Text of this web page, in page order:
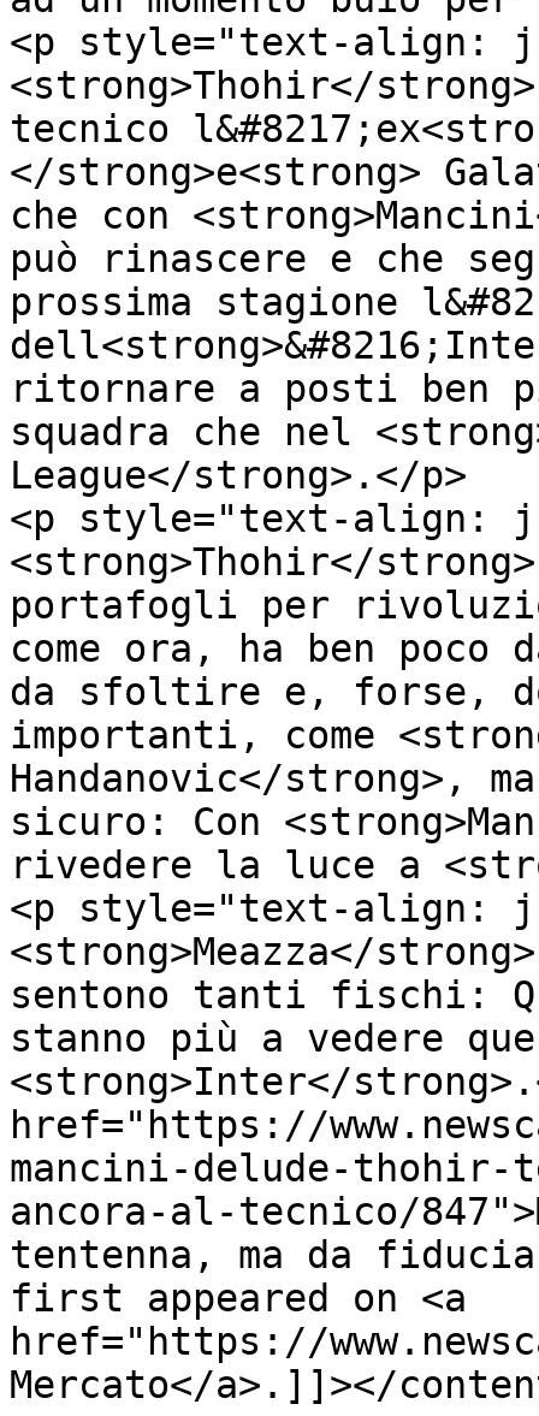
<p style="text-align:
<strong>Thohir</
tecnico
</strong>e<strong>
che con
può rinascere e che
prossima stagione
ritornare a posti ben
squadra che nel
League</strong>.</p>
<p style="text-align:
<strong>Thohir</
portafogli per
come ora, ha ben
da sfoltire e, forse,
importanti, come
Handanovic</strong>,
sicuro: Con
rivedere la luce a
<p style="text-align:
<strong>Meazza</
sentono tanti fischi:
stanno più a vedere
<strong>Inter</
href="https://
mancini-delude-thohir-
ancora-al-tecnico/
tentenna, ma da
first appeared on <a
href="https://
Mercato</a>.]]></